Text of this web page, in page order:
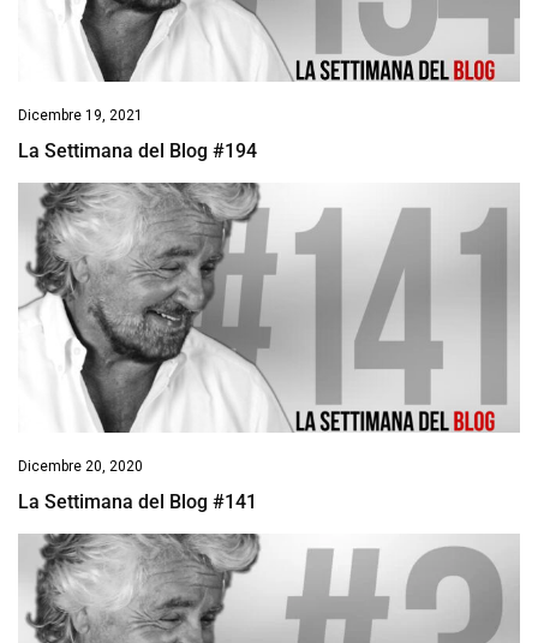
Dicembre 19, 2021
La Settimana del Blog #194
Dicembre 20, 2020
La Settimana del Blog #141